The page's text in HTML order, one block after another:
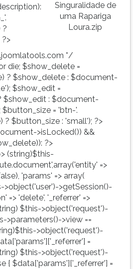
Singuralidade de
uma Rapariga
Loura.zip
?
*/
die; $show_delete =
? $show_delete : $document-
$show_edit =
$show_edit : $document-
= 'btn-'.
? $button_size : 'small'); ?>
>isLocked()) &&
?>
(string)$this-
=>
'params' => array(
>object('user')->getSession()-
=> 'delete', '_referrer' =>
$this->object('request')-
>parameters()->view ==
>object('request')-
=
$this->object('request')-
{ $data['params']['_referrer'] =